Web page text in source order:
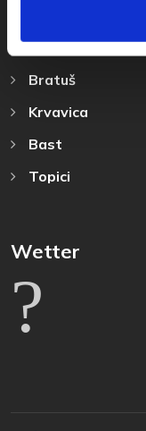
Promajna
Bratuš
Krvavica
Bast
Topici
Wetter